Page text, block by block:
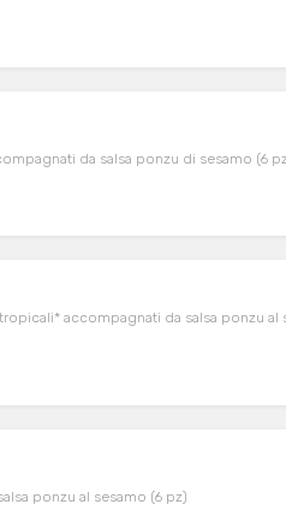
da salsa ponzu di sesamo (6
accompagnati da salsa ponzu al
ponzu al sesamo (6 pz)